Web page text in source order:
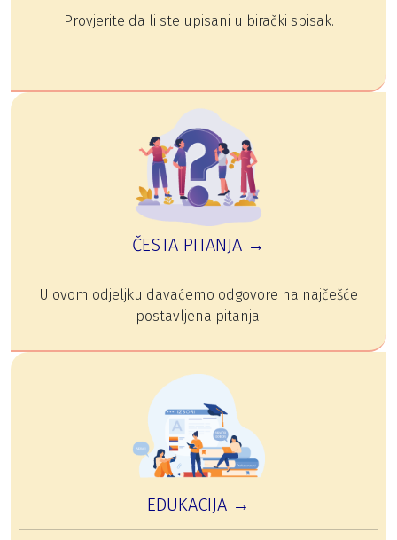
Provjerite da li ste upisani u birački spisak.
ČESTA PITANJA →
U ovom odjeljku davaćemo odgovore na najčešće
postavljena pitanja.
EDUKACIJA →